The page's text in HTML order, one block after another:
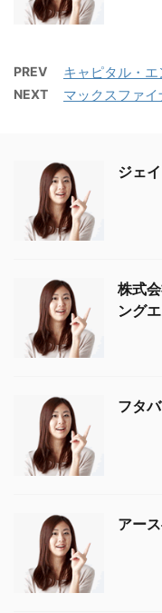
PREV キャピタル・
NEXT マックスファイ
ジェ
株式
ングエ
フタバ
アー